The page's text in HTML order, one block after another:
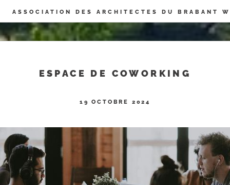
Panneau de gestion des cookies
ASSOCIATION DES ARCHITECTES DU BRABANT
ESPACE DE COWORKING
19 OCTOBRE 2024